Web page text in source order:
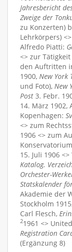
Jahresbericht
Zweige der
zu Konzerten)
Lehrkörpers)
Alfredo Piatti:
<> zur
den Auftritten
1900, New York
und Foto), New
Post 3. Febr.
14. März 1902,
Kopenhagen:
<> zum
1906 <> zum
15. Juli 1906
Katalog.
Orchester-
Statskalender
Akademie der
Stockholm
Carl Flesch,
21961 <>
Registration
(Ergänzung 8)